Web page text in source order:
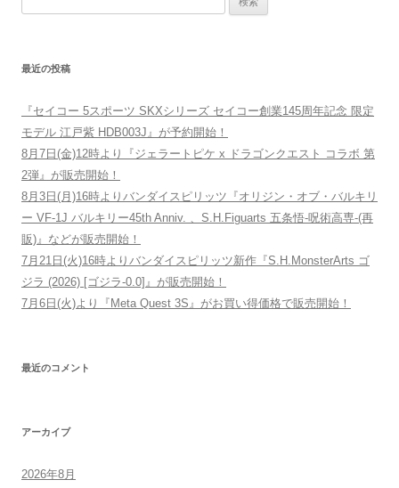
最近の投稿
『セイコー 5スポーツ SKXシリーズ セイコー創業145周年記念 限定
モデル 江戸紫 HDB003J』が予約開始！
8月7日(金)12時より『ジェラートピケ x ドラゴンクエスト コラボ 第
2弾』が販売開始！
8月3日(月)16時よりバンダイスピリッツ『オリジン・オブ・バルキリ
ー VF-1J バルキリー45th Anniv. 、S.H.Figuarts 五条悟-呪術高専-(再
販)』などが販売開始！
7月21日(火)16時よりバンダイスピリッツ新作『S.H.MonsterArts ゴ
ジラ (2026) [ゴジラ-0.0]』が販売開始！
7月6日(火)より『Meta Quest 3S』がお買い得価格で販売開始！
最近のコメント
アーカイブ
2026年8月